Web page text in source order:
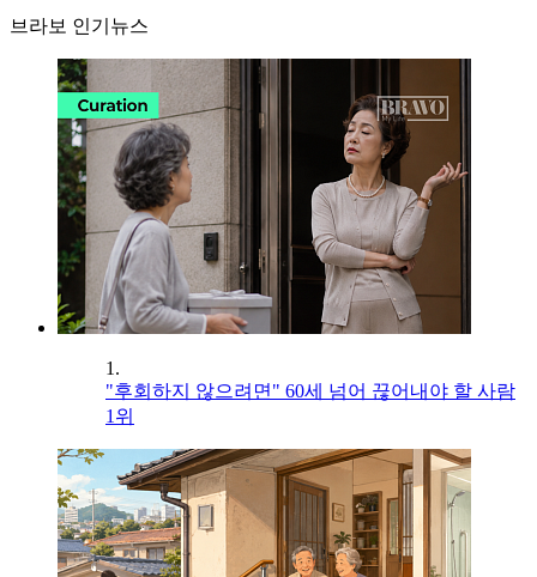
브라보 인기뉴스
1.
"후회하지 않으려면" 60세 넘어 끊어내야 할 사람
1위